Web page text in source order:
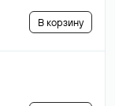
В корзину